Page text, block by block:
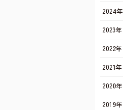
2024年
2023年
2022年
2021年
2020年
2019年